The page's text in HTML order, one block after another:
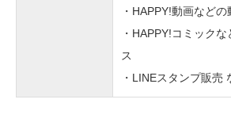
ペーンのトレンド
同ウェビナー】
【業界初！】10
・HAPPY!動画など
・HAPPY!コミック
ス
・LINEスタンプ販売